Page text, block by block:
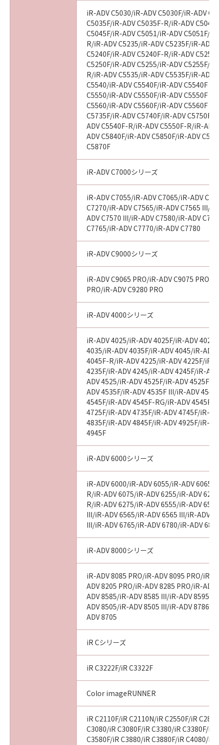
iR-ADV C5030/iR-ADV C5030F/iR-ADV
C5035F/iR-ADV C5035F-R/iR-ADV
C5045F/iR-ADV C5051/iR-ADV C5051F/
R/iR-ADV C5235/iR-ADV C5235F/iR-ADV
C5240F/iR-ADV C5240F-R/iR-ADV
C5250F/iR-ADV C5255/iR-ADV C5255F/
R/iR-ADV C5535/iR-ADV C5535F/iR-ADV
C5540/iR-ADV C5540F/iR-ADV C5540F
C5550/iR-ADV C5550F/iR-ADV C5550F
C5560/iR-ADV C5560F/iR-ADV C5560F
C5735F/iR-ADV C5740F/iR-ADV C5750F/
ADV C5540F-R/iR-ADV C5550F-R/iR-
ADV C5840F/iR-ADV C5850F/iR-ADV
C5870F
iR-ADV C7000シリーズ
iR-ADV C7055/iR-ADV C7065/iR-ADV
C7270/iR-ADV C7565/iR-ADV C7565 III/
ADV C7570 III/iR-ADV C7580/iR-ADV
C7765/iR-ADV C7770/iR-ADV C7780
iR-ADV C9000シリーズ
iR-ADV C9065 PRO/iR-ADV C9075 PRO/
PRO/iR-ADV C9280 PRO
iR-ADV 4000シリーズ
iR-ADV 4025/iR-ADV 4025F/iR-ADV
4035/iR-ADV 4035F/iR-ADV 4045/iR-ADV
4045F-R/iR-ADV 4225/iR-ADV 4225F/iR-
4235F/iR-ADV 4245/iR-ADV 4245F/iR-
ADV 4525/iR-ADV 4525F/iR-ADV 4525F
ADV 4535F/iR-ADV 4535F III/iR-ADV
4545F/iR-ADV 4545F-RG/iR-ADV 4545F
4725F/iR-ADV 4735F/iR-ADV 4745F/iR-
4835F/iR-ADV 4845F/iR-ADV 4925F/iR-
4945F
iR-ADV 6000シリーズ
iR-ADV 6000/iR-ADV 6055/iR-ADV 6065/
R/iR-ADV 6075/iR-ADV 6255/iR-ADV
R/iR-ADV 6275/iR-ADV 6555/iR-ADV
III/iR-ADV 6565/iR-ADV 6565 III/iR-ADV
III/iR-ADV 6765/iR-ADV 6780/iR-ADV
iR-ADV 8000シリーズ
iR-ADV 8085 PRO/iR-ADV 8095 PRO/iR-
ADV 8205 PRO/iR-ADV 8285 PRO/iR-
ADV 8585/iR-ADV 8585 III/iR-ADV 8595/
ADV 8505/iR-ADV 8505 III/iR-ADV 8786/
ADV 8705
iR Cシリーズ
iR C3222F/iR C3322F
Color imageRUNNER
iR C2110F/iR C2110N/iR C2550F/iR
C3080/iR C3080F/iR C3380/iR C3380F/iR
C3580F/iR C3880/iR C3880F/iR C4080/iR